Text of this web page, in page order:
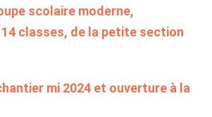
scolaire moderne,
classes, de la petite section
mi 2024 et ouverture à la